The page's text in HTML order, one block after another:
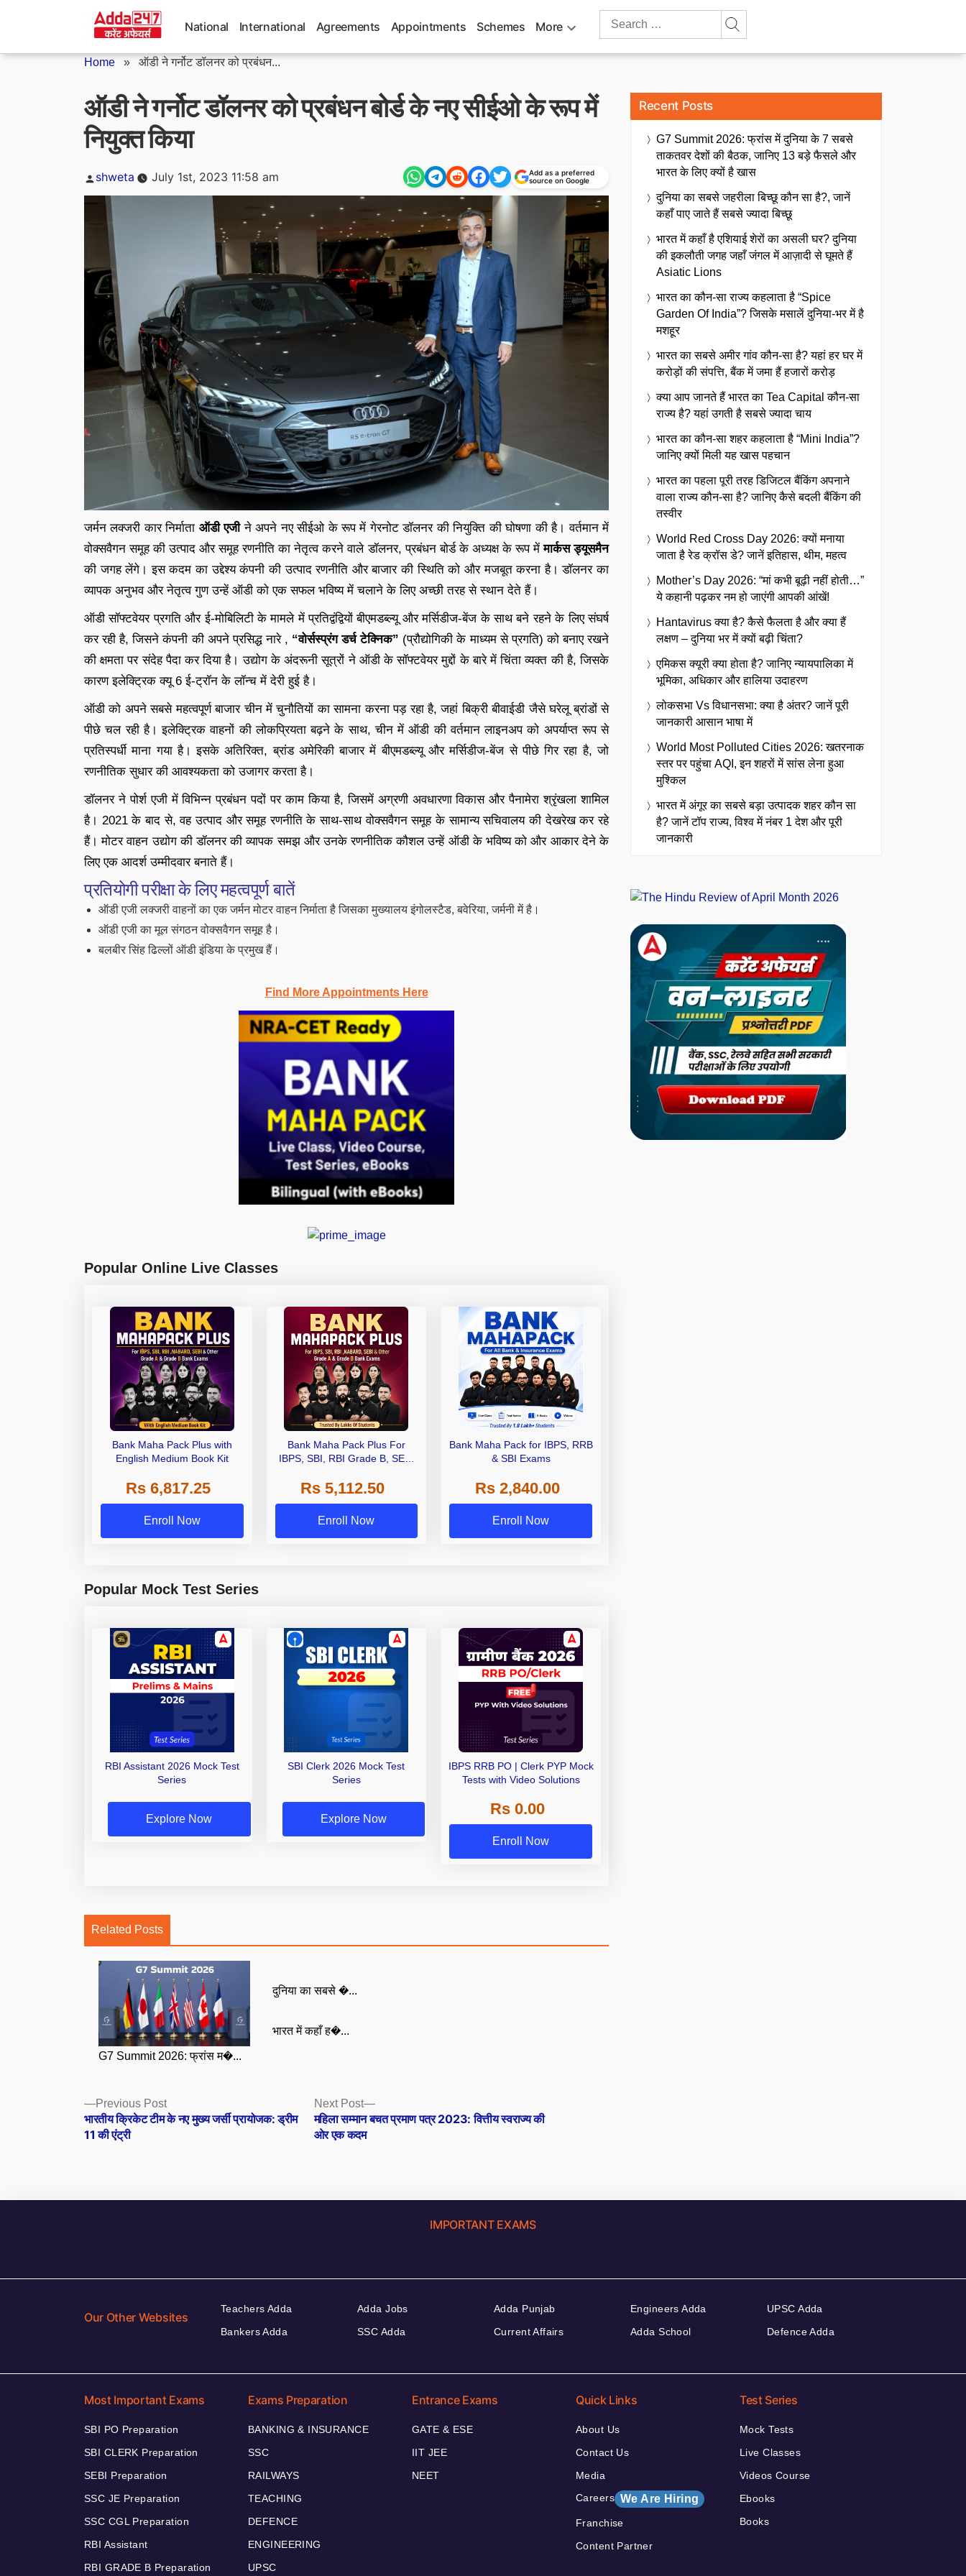
National International Agreements Appointments Schemes More
Search
Home » ऑडी ने गर्नोट डॉलनर को प्रबंधन...
ऑडी ने गर्नोट डॉलनर को प्रबंधन बोर्ड के नए सीईओ के रूप में
नियुक्त किया
Posted
shweta July 1st, 2023 11:58 am
Add as a preferred
source on Google
जर्मन लक्जरी कार निर्माता ऑडी एजीने अपने नए सीईओ के रूप में गेरनोट डॉलनर की नियुक्ति की घोषणा की है। वर्तमान में
वोक्सवैगन समूह की उत्पाद और समूह रणनीति का नेतृत्व करने वाले डॉलनर, प्रबंधन बोर्ड के अध्यक्ष के रूप मेंमार्कस ड्यूसमैन
की जगह लेंगे। इस कदम का उद्देश्य कंपनी की उत्पाद रणनीति और बाजार की स्थिति को और मजबूत करना है। डॉलनर का
व्यापक अनुभव और नेतृत्व गुण उन्हें ऑडी को एक सफल भविष्य में चलाने के लिए अच्छी तरह से स्थान देते हैं।
ऑडी सॉफ्टवेयर प्रगति और ई-मोबिलिटी के मामले में प्रतिद्वंद्वियों बीएमडब्ल्यू और मर्सिडीज-बेंज के साथ बने रहने के लिए संघर्ष
कर रही है, जिसने कंपनी की अपने प्रसिद्ध नारे , “वोर्सस्प्रंग डर्च टेक्निक” (प्रौद्योगिकी के माध्यम से प्रगति) को बनाए रखने
की क्षमता पर संदेह पैदा कर दिया है। उद्योग के अंदरूनी सूत्रों ने ऑडी के सॉफ्टवेयर मुद्दों के बारे में चिंता व्यक्त की है, जिसके
कारण इलेक्ट्रिक क्यू 6 ई-ट्रॉन के लॉन्च में देरी हुई है।
ऑडी को अपने सबसे महत्वपूर्ण बाजार चीन में चुनौतियों का सामना करना पड़ रहा है, जहां बिक्री बीवाईडी जैसे घरेलू ब्रांडों से
पीछे चल रही है। इलेक्ट्रिक वाहनों की लोकप्रियता बढ़ने के साथ, चीन में ऑडी की वर्तमान लाइनअप को अपर्याप्त रूप से
प्रतिस्पर्धी माना गया है। इसके अतिरिक्त, ब्रांड अमेरिकी बाजार में बीएमडब्ल्यू और मर्सिडीज-बेंज से पीछे गिर रहा है, जो
रणनीतिक सुधार की आवश्यकता को उजागर करता है।
डॉलनर ने पोर्श एजी में विभिन्न प्रबंधन पदों पर काम किया है, जिसमें अग्रणी अवधारणा विकास और पैनामेरा श्रृंखला शामिल
है। 2021 के बाद से, वह उत्पाद और समूह रणनीति के साथ-साथ वोक्सवैगन समूह के सामान्य सचिवालय की देखरेख कर रहे
हैं। मोटर वाहन उद्योग की डॉलनर की व्यापक समझ और उनके रणनीतिक कौशल उन्हें ऑडी के भविष्य को और आकार देने के
लिए एक आदर्श उम्मीदवार बनाते हैं।
प्रतियोगी परीक्षा के लिए महत्वपूर्ण बातें
ऑडी एजी लक्जरी वाहनों का एक जर्मन मोटर वाहन निर्माता है जिसका मुख्यालय इंगोलस्टैड, बवेरिया, जर्मनी में है।
ऑडी एजी का मूल संगठन वोक्सवैगन समूह है।
बलबीर सिंह ढिल्लों ऑडी इंडिया के प्रमुख हैं।
Find More Appointments Here
Popular Online Live Classes
Bank Maha Pack Plus with
English Medium Book Kit
Rs 6,817.25
Enroll Now
Bank Maha Pack Plus For
IBPS, SBI, RBI Grade B, SEBI
Other Grade A & Grade B Bank
Exams
Rs 5,112.50
Enroll Now
Bank Maha Pack for IBPS, RRB
& SBI Exams
Rs 2,840.00
Enroll Now
Popular Mock Test Series
RBI Assistant 2026 Mock Test
Series
Explore Now
SBI Clerk 2026 Mock Test
Series
Explore Now
IBPS RRB PO | Clerk PYP Mock
Tests with Video Solutions
Rs 0.00
Enroll Now
Related Posts
G7 Summit 2026: फ्रांस म�...
दुनिया का सबसे �...
भारत में कहाँ ह�...
Posts
navigation
Previous PostPrevious
post:
भारतीय क्रिकेट टीम के नए मुख्य जर्सी प्रायोजक: ड्रीम
11 की एंट्री
Next Post
Next
post:
महिला सम्मान बचत प्रमाण पत्र 2023: वित्तीय स्वराज्य की
ओर एक कदम
Recent Posts
G7 Summit 2026: फ्रांस में दुनिया के 7 सबसे
ताकतवर देशों की बैठक, जानिए 13 बड़े फैसले और
भारत के लिए क्यों है खास
दुनिया का सबसे जहरीला बिच्छू कौन सा है?, जानें
कहाँ पाए जाते हैं सबसे ज्यादा बिच्छू
भारत में कहाँ है एशियाई शेरों का असली घर? दुनिया
की इकलौती जगह जहाँ जंगल में आज़ादी से घूमते हैं
Asiatic Lions
भारत का कौन-सा राज्य कहलाता है “Spice
Garden Of India”? जिसके मसालें दुनिया-भर में है
मशहूर
भारत का सबसे अमीर गांव कौन-सा है? यहां हर घर में
करोड़ों की संपत्ति, बैंक में जमा हैं हजारों करोड़
क्या आप जानते हैं भारत का Tea Capital कौन-सा
राज्य है? यहां उगती है सबसे ज्यादा चाय
भारत का कौन-सा शहर कहलाता है “Mini India”?
जानिए क्यों मिली यह खास पहचान
भारत का पहला पूरी तरह डिजिटल बैंकिंग अपनाने
वाला राज्य कौन-सा है? जानिए कैसे बदली बैंकिंग की
तस्वीर
World Red Cross Day 2026: क्यों मनाया
जाता है रेड क्रॉस डे? जानें इतिहास, थीम, महत्व
Mother’s Day 2026: “मां कभी बूढ़ी नहीं होती…”
ये कहानी पढ़कर नम हो जाएंगी आपकी आंखें!
Hantavirus क्या है? कैसे फैलता है और क्या हैं
लक्षण – दुनिया भर में क्यों बढ़ी चिंता?
एमिकस क्यूरी क्या होता है? जानिए न्यायपालिका में
भूमिका, अधिकार और हालिया उदाहरण
लोकसभा Vs विधानसभा: क्या है अंतर? जानें पूरी
जानकारी आसान भाषा में
World Most Polluted Cities 2026: खतरनाक
स्तर पर पहुंचा AQI, इन शहरों में सांस लेना हुआ
मुश्किल
भारत में अंगूर का सबसे बड़ा उत्पादक शहर कौन सा
है? जानें टॉप राज्य, विश्व में नंबर 1 देश और पूरी
जानकारी
IMPORTANT EXAMS
Our Other Websites
Teachers Adda
Bankers Adda
Adda Jobs
SSC Adda
Adda Punjab
Current Affairs
Engineers Adda
Adda School
UPSC Adda
Defence Adda
Most Important Exams
SBI PO Preparation
SBI CLERK Preparation
SEBI Preparation
SSC JE Preparation
SSC CGL Preparation
RBI Assistant
RBI GRADE B Preparation
Exams Preparation
BANKING & INSURANCE
SSC
RAILWAYS
TEACHING
DEFENCE
ENGINEERING
UPSC
Entrance Exams
GATE & ESE
IIT JEE
NEET
Quick Links
About Us
Contact Us
Media
Careers We Are Hiring
Franchise
Content Partner
Test Series
Mock Tests
Live Classes
Videos Course
Ebooks
Books